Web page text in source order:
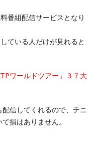
番組配信サービスとなり
ている人だけが見れると
ワールドツアー」３７大
信してくれるので、テニ
損はありません。